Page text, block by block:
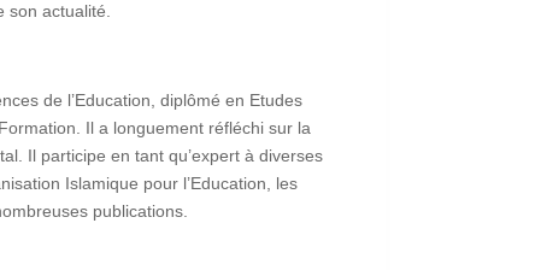
son actualité.
de l’Education, diplômé en Etudes
Il a longuement réfléchi sur la
Il participe en tant qu’expert à diverses
Islamique pour l’Education, les
publications.